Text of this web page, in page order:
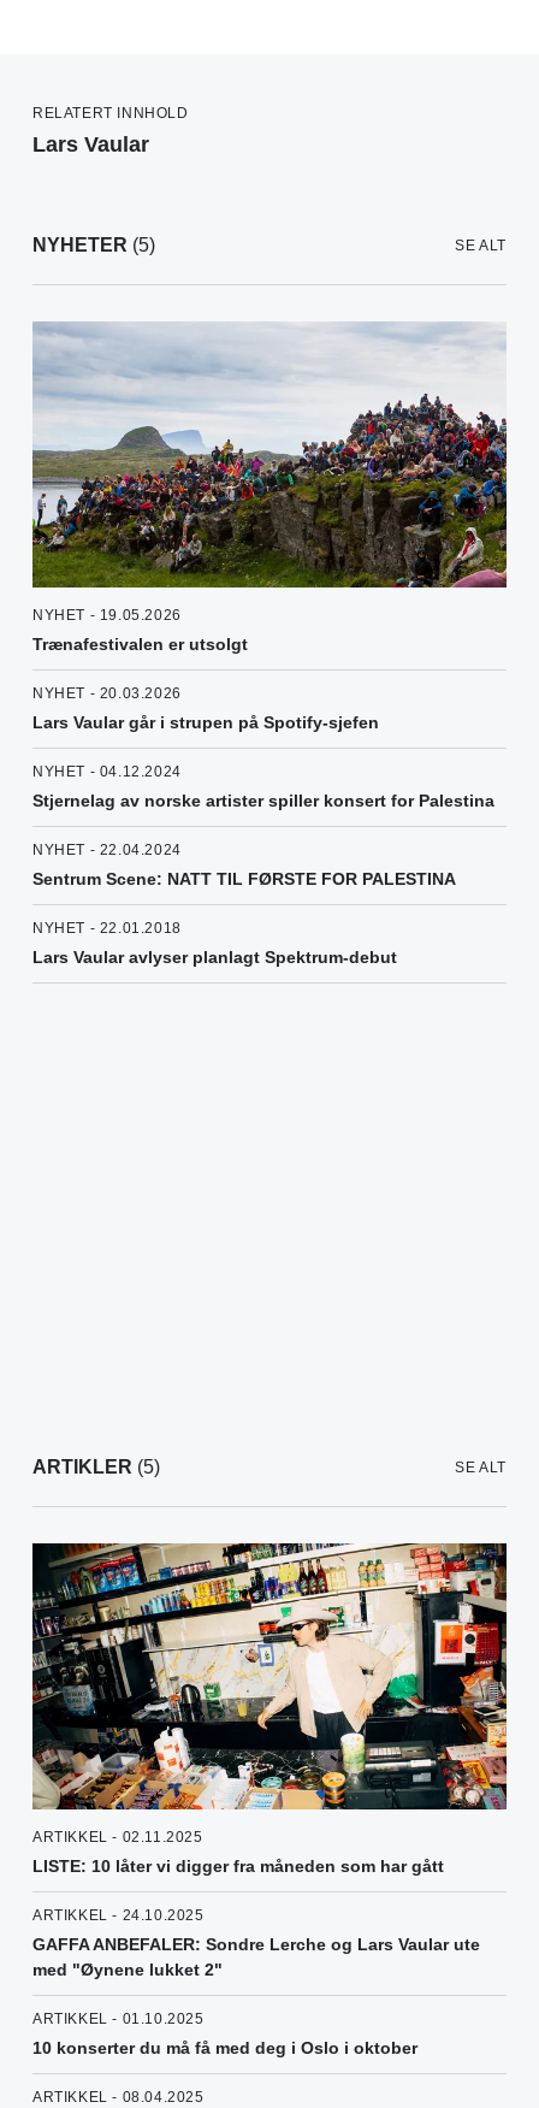
RELATERT INNHOLD
Lars Vaular
NYHETER (5) SE ALT
NYHET - 19.05.2026
Trænafestivalen er utsolgt
NYHET - 20.03.2026
Lars Vaular går i strupen på Spotify-sjefen
NYHET - 04.12.2024
Stjernelag av norske artister spiller konsert for Palestina
NYHET - 22.04.2024
Sentrum Scene: NATT TIL FØRSTE FOR PALESTINA
NYHET - 22.01.2018
Lars Vaular avlyser planlagt Spektrum-debut
ARTIKLER (5) SE ALT
ARTIKKEL - 02.11.2025
LISTE: 10 låter vi digger fra måneden som har gått
ARTIKKEL - 24.10.2025
GAFFA ANBEFALER: Sondre Lerche og Lars Vaular ute
med "Øynene lukket 2"
ARTIKKEL - 01.10.2025
10 konserter du må få med deg i Oslo i oktober
ARTIKKEL - 08.04.2025